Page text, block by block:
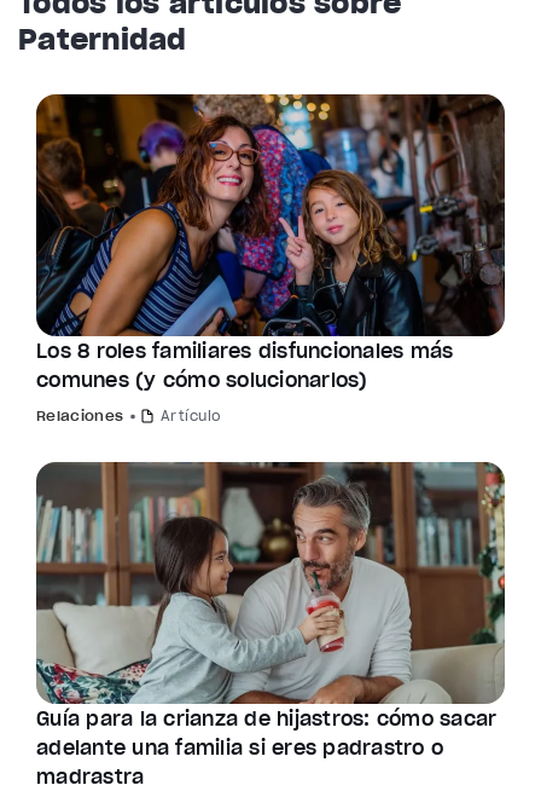
Paternidad
Los 8 roles familiares disfuncionales más
comunes (y cómo solucionarlos)
Relaciones Artículo
Guía para la crianza de hijastros: cómo sacar
adelante una familia si eres padrastro o
madrastra